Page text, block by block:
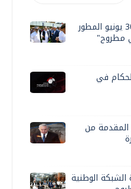
رئيس الوزراء يفتتح كورنيش 30 يونيو المطور
مطروح"
في
المقدمة من
الشبكة الوطنية